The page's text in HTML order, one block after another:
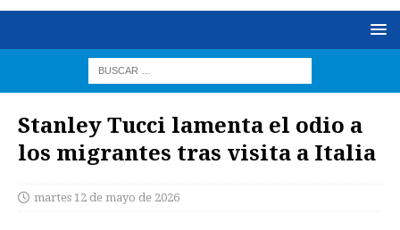
Stanley Tucci lamenta el odio a
los migrantes tras visita a Italia
martes 12 de mayo de 2026